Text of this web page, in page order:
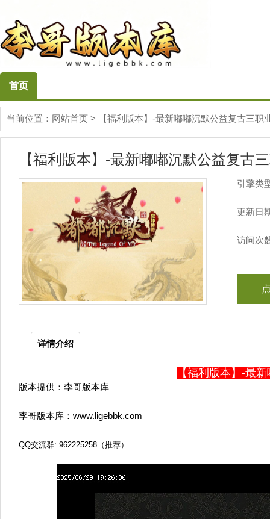
首页
当前位置： 网站首页 > 【福利版本】-最新嘟嘟沉默公益复古三
【福利版本】-最新嘟嘟沉默公益复古
引擎类
更新日
访问次
详情介绍
【福利版本】-最
版本提供：李哥版本库
李哥版本库：www.ligebbk.com
QQ交流群: 962225258（推荐）